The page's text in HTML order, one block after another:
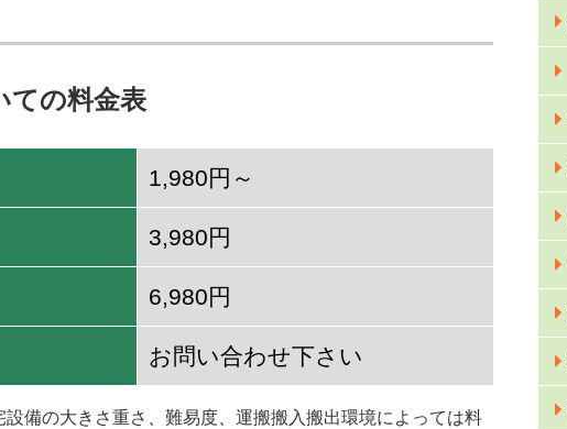
ての料金表
1,980円～
3,980円
6,980円
お問い合わせ下さい
備の大きさ重さ、難易度、運搬搬入搬出環境によっては料